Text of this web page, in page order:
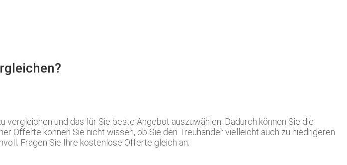
und das für Sie beste Angebot auszuwählen. Dadurch können Sie die
Offerte können Sie nicht wissen, ob Sie den Treuhänder vielleicht auch zu niedrigeren
Fragen Sie Ihre kostenlose Offerte gleich an: